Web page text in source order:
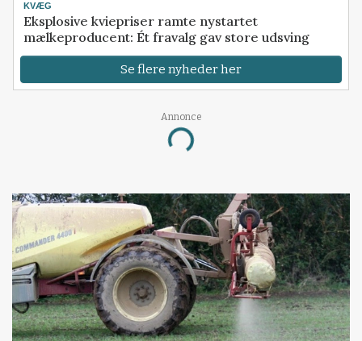
KVÆG
Eksplosive kviepriser ramte nystartet
mælkeproducent: Ét fravalg gav store udsving
Se flere nyheder her
Annonce
Loading...